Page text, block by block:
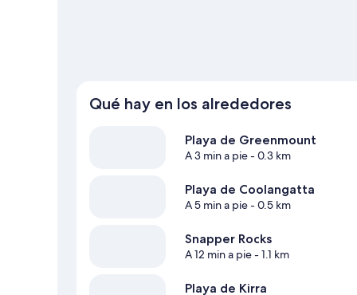
Qué hay en los alrededores
Playa de Greenmount
A 3 min a pie- 0.3 km
Playa de Coolangatta
A 5 min a pie- 0.5 km
Snapper Rocks
A 12 min a pie- 1.1 km
Playa de Kirra